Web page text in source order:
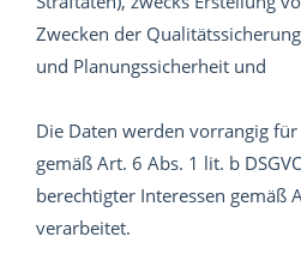
Zwecken der
und Planungssicherheit und
Die Daten werden vorrangig
gemäß Art. 6 Abs. 1 lit. b
berechtigter Interessen gemäß
verarbeitet.